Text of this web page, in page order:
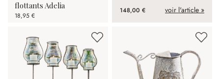
flottants Adelia
18,95 €
148,00 € voir l'article »